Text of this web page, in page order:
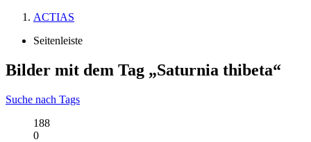
ACTIAS
Seitenleiste
Bilder mit dem Tag „Saturnia thibeta“
Suche nach Tags
188
0